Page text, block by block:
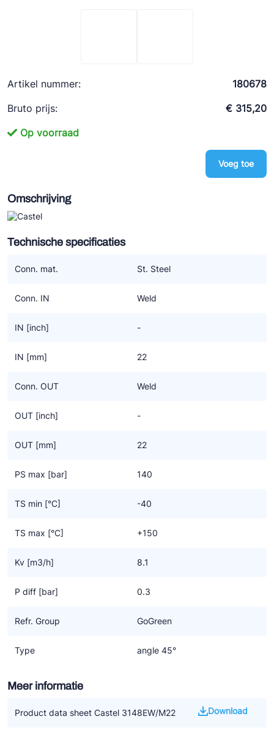
Artikel nummer:
180678
Bruto prijs:
€ 315,20
Op voorraad
Voeg toe
Omschrijving
Technische specificaties
Conn. mat. St. Steel
Conn. IN Weld
IN [inch] -
IN [mm] 22
Conn. OUT Weld
OUT [inch] -
OUT [mm] 22
PS max [bar] 140
TS min [°C] -40
TS max [°C] +150
Kv [m3/h] 8.1
P diff [bar] 0.3
Refr. Group GoGreen
Type angle 45°
Meer informatie
Product data sheet Castel 3148EW/M22 Download